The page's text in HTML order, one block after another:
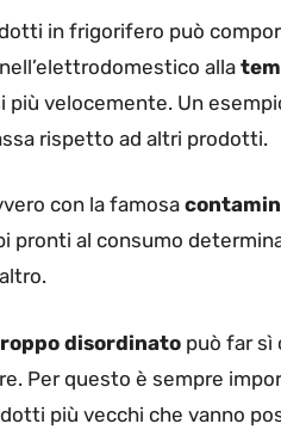
in frigorifero può
alla
velocemente. Un
rispetto ad altri prodotti.
con la famosa
pronti al consumo
disordinato può far sì
Per questo è sempre
più vecchi che vanno